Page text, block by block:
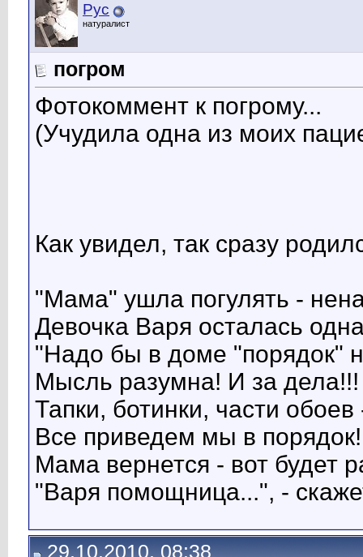
Рус
натуралист
погром
Фотокоммент к погрому...
(Учудила одна из моих
Как увидел, так сразу
"Мама" ушла погулять -
Девочка Варя осталась
"Надо бы в доме "порядок"
Мысль разумна! И за дела!!!
Тапки, ботинки, части обоев
Все приведем мы в
Мама вернется - вот будет
"Варя помощница...", -
29.10.2010, 08:38